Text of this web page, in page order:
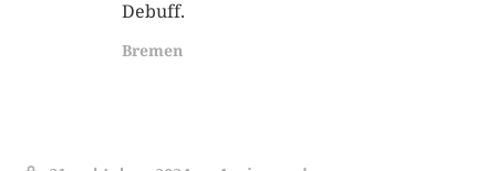
Debuff.
Bremen